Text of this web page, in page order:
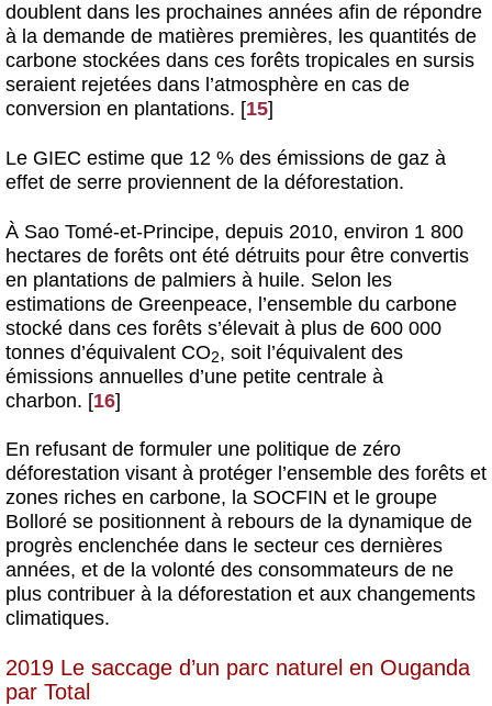
doublent dans les prochaines années afin de répondre
à la demande de matières premières, les quantités de
carbone stockées dans ces forêts tropicales en sursis
seraient rejetées dans l’atmosphère en cas de
conversion en plantations. [15]
Le GIEC estime que 12 % des émissions de gaz à
effet de serre proviennent de la déforestation.
À Sao Tomé-et-Principe, depuis 2010, environ 1 800
hectares de forêts ont été détruits pour être convertis
en plantations de palmiers à huile. Selon les
estimations de Greenpeace, l’ensemble du carbone
stocké dans ces forêts s’élevait à plus de 600 000
tonnes d’équivalent CO2, soit l’équivalent des
émissions annuelles d’une petite centrale à
charbon. [16]
En refusant de formuler une politique de zéro
déforestation visant à protéger l’ensemble des forêts et
zones riches en carbone, la SOCFIN et le groupe
Bolloré se positionnent à rebours de la dynamique de
progrès enclenchée dans le secteur ces dernières
années, et de la volonté des consommateurs de ne
plus contribuer à la déforestation et aux changements
climatiques.
2019 Le saccage d’un parc naturel en Ouganda
par Total